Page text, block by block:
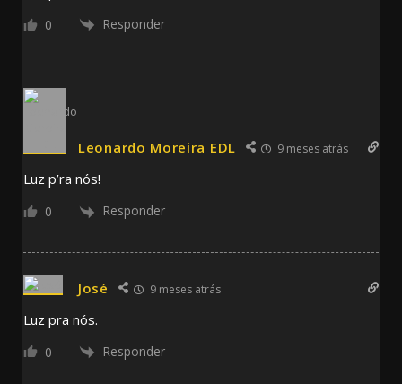
0 Responder
Leonardo Moreira EDL 9 meses atrás
Luz p’ra nós!
0 Responder
José 9 meses atrás
Luz pra nós.
0 Responder